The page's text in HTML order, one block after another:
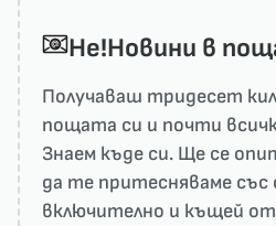
He!Новини в
Получаваш тридесет
пощата си и почти
Знаем къде си. Ще се
да те притесняваме със
включително и къщей